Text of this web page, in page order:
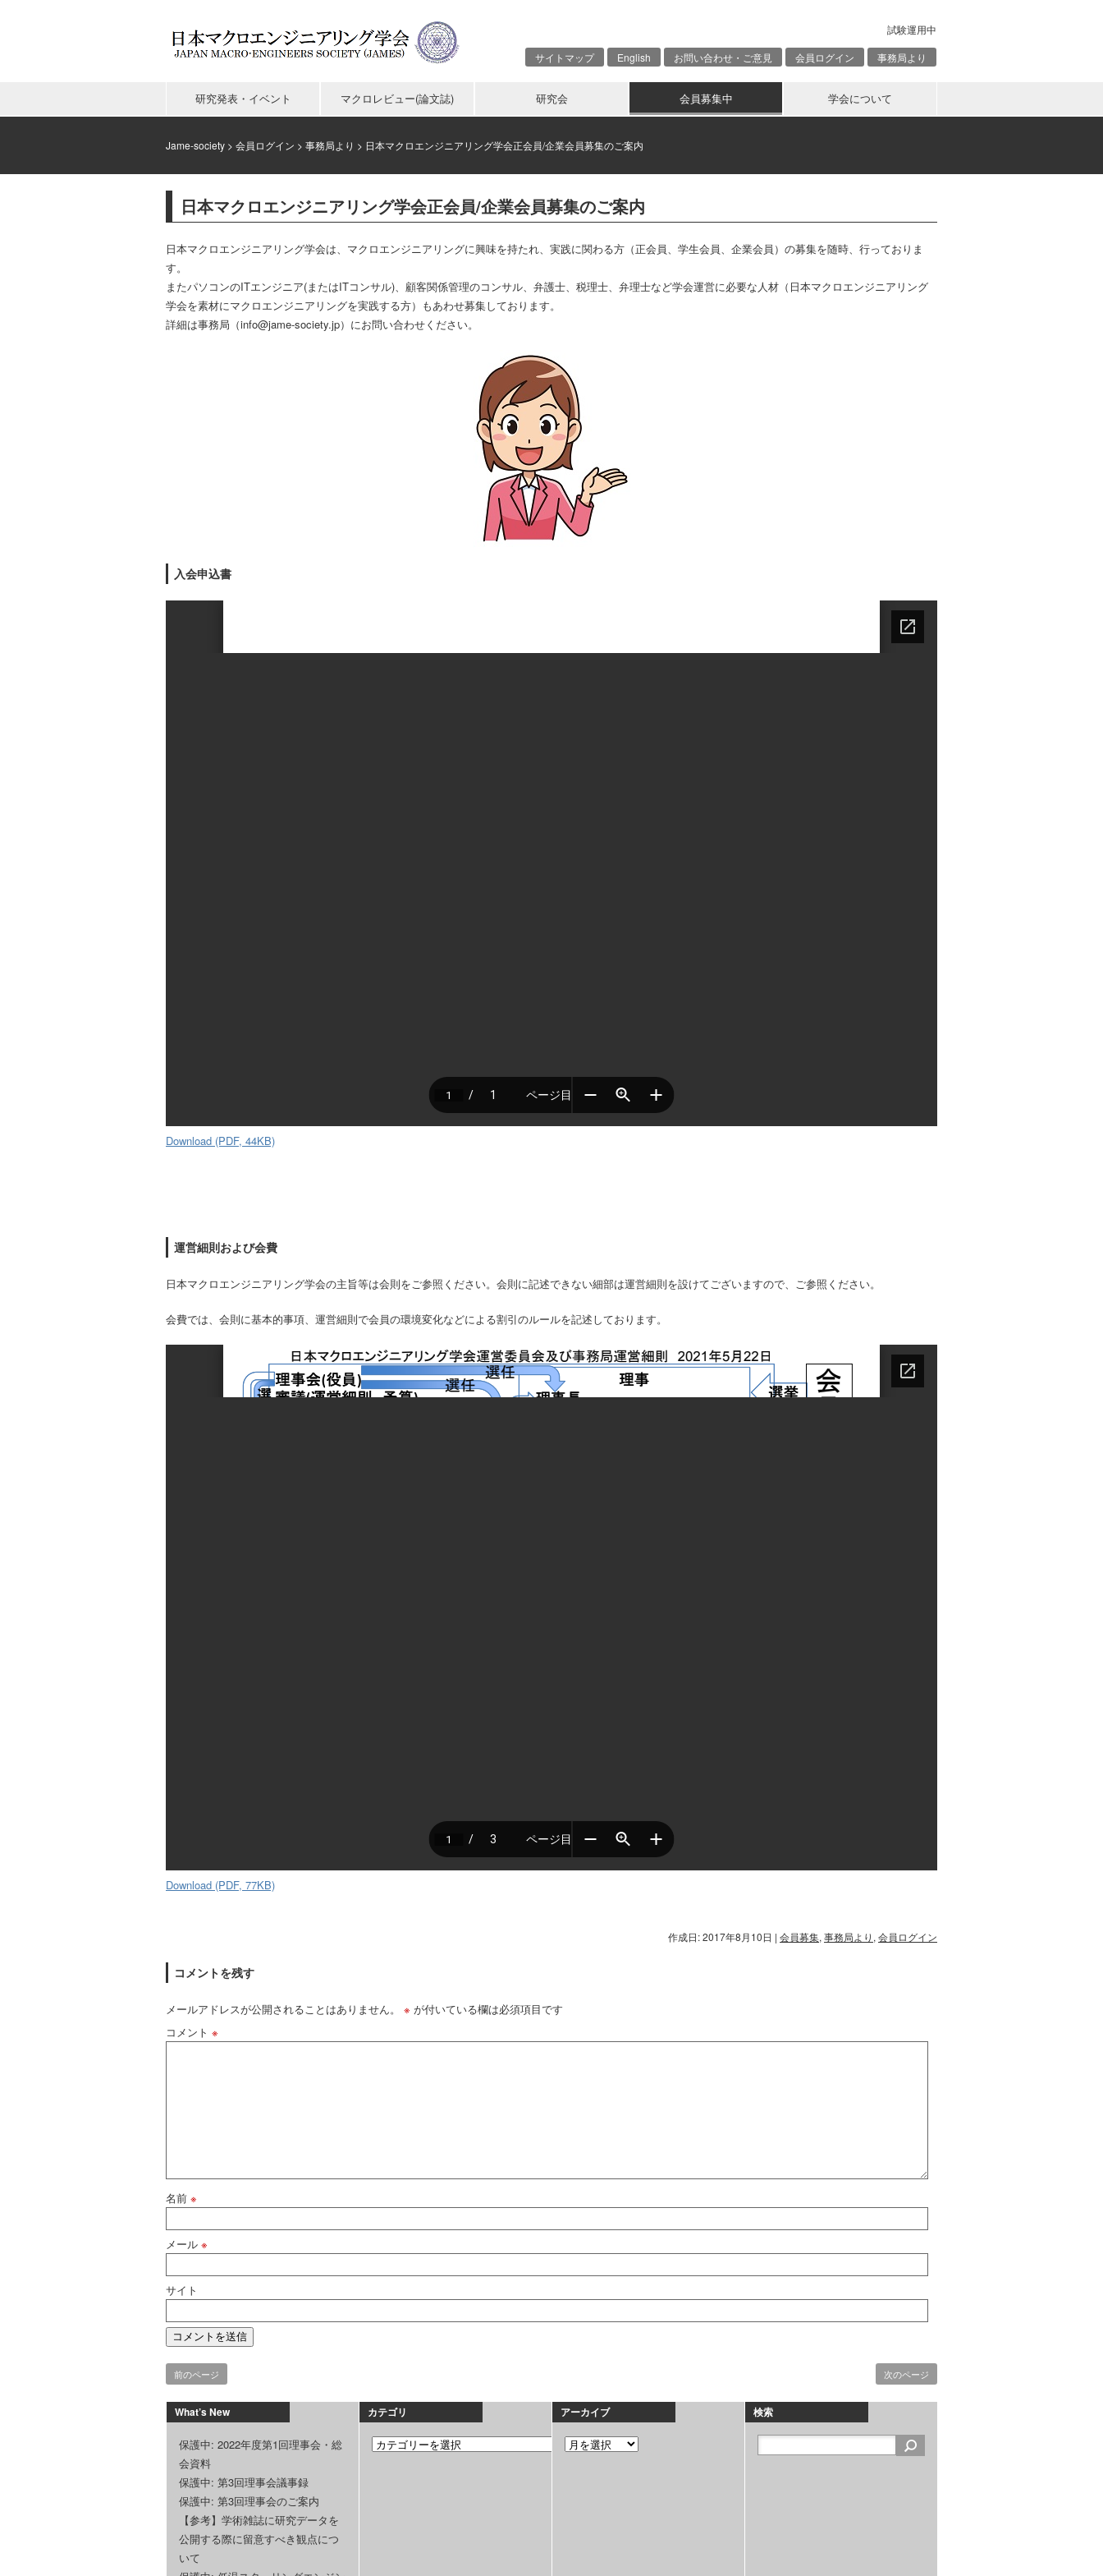
試験運用中
サイトマップ
English お問い合わせ・ご意見 会員ログイン 事務局より
研究発表・イベント マクロレビュー(論文誌) 研究会 会員募集中 学会について
Jame-society > 会員ログイン > 事務局より > 日本マクロエンジニアリング学会正会員/企業会員募集のご案内
日本マクロエンジニアリング学会正会員/企業会員募集のご案内
日本マクロエンジニアリング学会は、マクロエンジニアリングに興味を持たれ、実践に関わる方（正会員、学生会員、企業会員）の募集を随時、行っておりま
す。
またパソコンのITエンジニア(またはITコンサル)、顧客関係管理のコンサル、弁護士、税理士、弁理士など学会運営に必要な人材（日本マクロエンジニアリング
学会を素材にマクロエンジニアリングを実践する方）もあわせ募集しております。
詳細は事務局（info@jame-society.jp）にお問い合わせください。
入会申込書
Download (PDF, 44KB)
運営細則および会費
日本マクロエンジニアリング学会の主旨等は会則をご参照ください。会則に記述できない細部は運営細則を設けてございますので、ご参照ください。
会費では、会則に基本的事項、運営細則で会員の環境変化などによる割引のルールを記述しております。
Download (PDF, 77KB)
作成日: 2017年8月10日 | 会員募集, 事務局より , 会員ログイン
コメントを残す
メールアドレスが公開されることはありません。 ※ が付いている欄は必須項目です
コメント ※
名前 ※
メール ※
サイト
前のページ 次のページ
What’s New
保護中: 2022年度第1回理事会・総
会資料
保護中: 第3回理事会議事録
保護中: 第3回理事会のご案内
【参考】学術雑誌に研究データを
公開する際に留意すべき観点につ
いて
カテゴリ アーカイブ 検索